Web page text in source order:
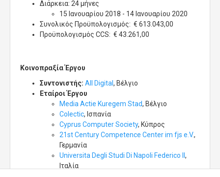
Διάρκεια: 24 μήνες
15 Ιανουαρίου 2018 - 14 Ιανουαρίου 2020
Συνολικός Προϋπολογισμός: € 613.043,00
Προϋπολογισμός CCS: € 43.261,00
Κοινοπραξία Έργου
Συντονιστής: All Digital , Βέλγιο
Εταίροι Έργου
Media Actie Kuregem Stad​, Βέλγιο
Colectic, Ισπανία
Cyprus Computer Society, Κύπρος
21st Century Competence Center im fjs e.V.,
Γερμανία
Universita Degli Studi Di Napoli Federico II ,
Ιταλία